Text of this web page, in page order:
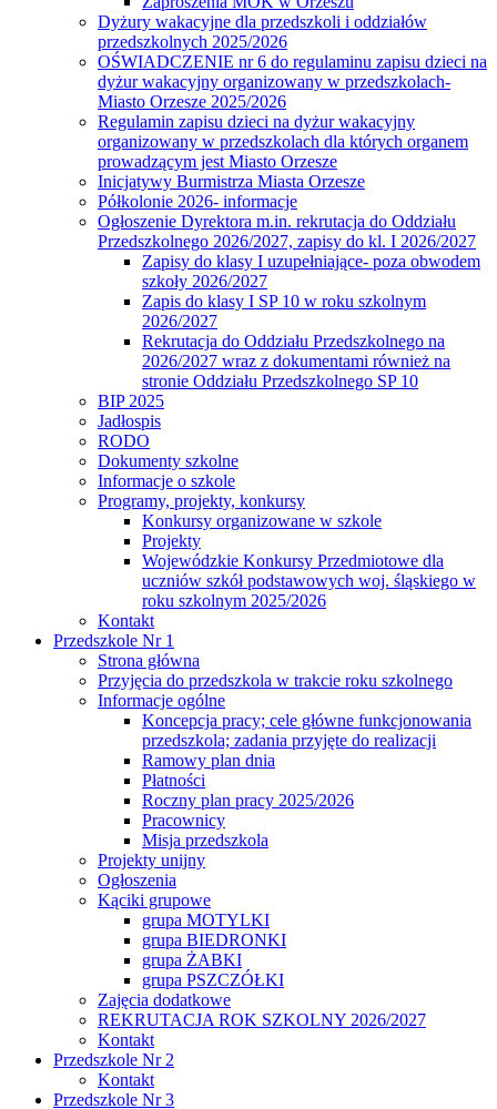
Dyżury wakacyjne dla przedszkoli i oddziałów
przedszkolnych 2025/2026
OŚWIADCZENIE nr 6 do regulaminu zapisu dzieci na
dyżur wakacyjny organizowany w przedszkolach-
Miasto Orzesze 2025/2026
Regulamin zapisu dzieci na dyżur wakacyjny
organizowany w przedszkolach dla których organem
prowadzącym jest Miasto Orzesze
Inicjatywy Burmistrza Miasta Orzesze
Półkolonie 2026- informacje
Ogłoszenie Dyrektora m.in. rekrutacja do Oddziału
Przedszkolnego 2026/2027, zapisy do kl. I 2026/2027
Zapisy do klasy I uzupełniające- poza obwodem
szkoły 2026/2027
Zapis do klasy I SP 10 w roku szkolnym
2026/2027
Rekrutacja do Oddziału Przedszkolnego na
2026/2027 wraz z dokumentami również na
stronie Oddziału Przedszkolnego SP 10
BIP 2025
Jadłospis
RODO
Dokumenty szkolne
Informacje o szkole
Programy, projekty, konkursy
Konkursy organizowane w szkole
Projekty
Wojewódzkie Konkursy Przedmiotowe dla
uczniów szkół podstawowych woj. śląskiego w
roku szkolnym 2025/2026
Kontakt
Przedszkole Nr 1
Strona główna
Przyjęcia do przedszkola w trakcie roku szkolnego
Informacje ogólne
Koncepcja pracy; cele główne funkcjonowania
przedszkola; zadania przyjęte do realizacji
Ramowy plan dnia
Płatności
Roczny plan pracy 2025/2026
Pracownicy
Misja przedszkola
Projekty unijny
Ogłoszenia
Kąciki grupowe
grupa MOTYLKI
grupa BIEDRONKI
grupa ŻABKI
grupa PSZCZÓŁKI
Zajęcia dodatkowe
REKRUTACJA ROK SZKOLNY 2026/2027
Kontakt
Przedszkole Nr 2
Kontakt
Przedszkole Nr 3